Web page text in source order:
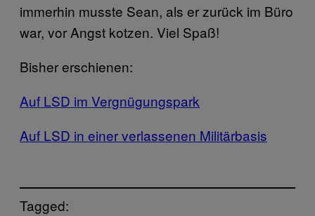
immerhin musste Sean, als er zurück im Büro
war, vor Angst kotzen. Viel Spaß!
Bisher erschienen:
Auf LSD im Vergnügungspark
Auf LSD in einer verlassenen Militärbasis
Tagged: